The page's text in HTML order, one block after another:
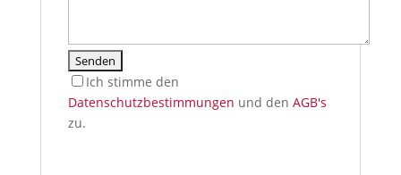
Ich stimme den
Datenschutzbestimmungen und den AGB's
zu.